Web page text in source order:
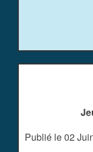
Publié le 02